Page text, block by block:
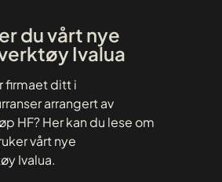
du vårt nye
Ivalua
firmaet ditt i
arrangert av
HF? Her kan du lese om
vårt nye
Ivalua.